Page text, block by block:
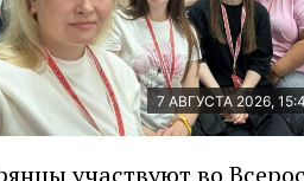
7 АВГУСТА 2026,
участвуют во